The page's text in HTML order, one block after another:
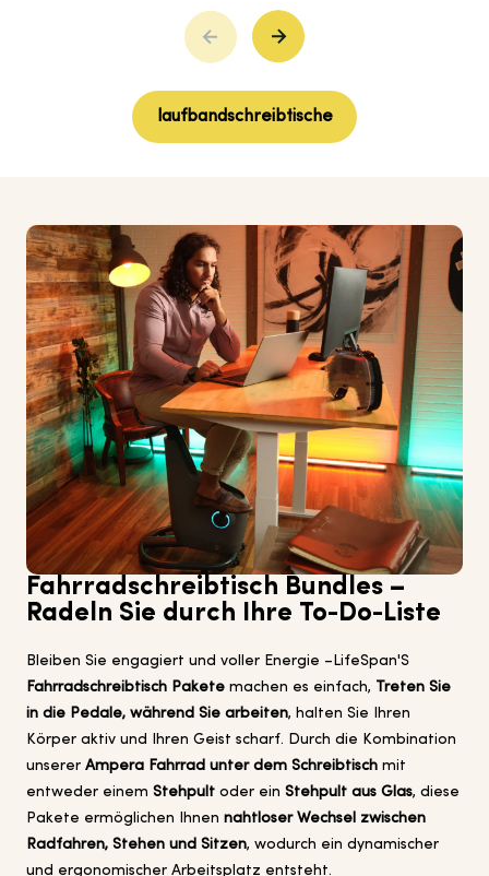
laufbandschreibtische
Fahrradschreibtisch Bundles –
Radeln Sie durch Ihre To-Do-Liste
Bleiben Sie engagiert und voller Energie –LifeSpan'S
Fahrradschreibtisch Pakete machen es einfach, Treten Sie
in die Pedale, während Sie arbeiten, halten Sie Ihren
Körper aktiv und Ihren Geist scharf. Durch die Kombination
unserer Ampera Fahrrad unter dem Schreibtisch mit
entweder einem Stehpult oder ein Stehpult aus Glas, diese
Pakete ermöglichen Ihnen nahtloser Wechsel zwischen
Radfahren, Stehen und Sitzen, wodurch ein dynamischer
und ergonomischer Arbeitsplatz entsteht.